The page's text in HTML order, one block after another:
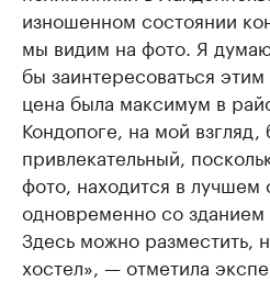
изношенном состоянии
мы видим на фото. Я
бы заинтересоваться
цена была максимум в
Кондопоге, на мой
привлекательный,
фото, находится в лучшем
одновременно со зданием
Здесь можно разместить,
хостел», — отметила